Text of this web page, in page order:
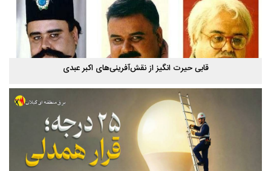
قابی حیرت‌ انگیز از نقش‌آفرینی‌های اکبر عبدی